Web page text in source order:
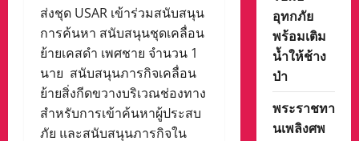
ส่งชุด USAR เข้าร่วมสนับสนุน
การค้นหา สนับสนุนชุดเคลื่อน
ย้ายเคสดำ เพศชาย จำนวน 1
นาย สนับสนุนภารกิจเคลื่อน
ย้ายสิ่งกีดขวางบริเวณช่องทาง
สำหรับการเข้าค้นหาผู้ประสบ
ภัย และสนับสนุนภารกิจใน
อุทกภัย
พร้อมเติม
น้ำให้ช้าง
ป่า
พระราชทา
นเพลิงศพ